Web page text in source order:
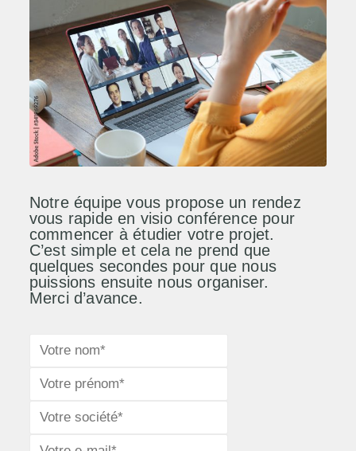
Notre équipe vous propose un rendez
vous rapide en visio conférence pour
commencer à étudier votre projet.
C’est simple et cela ne prend que
quelques secondes pour que nous
puissions ensuite nous organiser.
Merci d’avance.